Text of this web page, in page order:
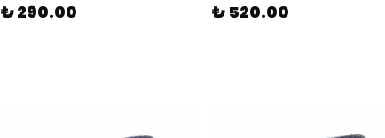
₺ 290.00 ₺ 520.00